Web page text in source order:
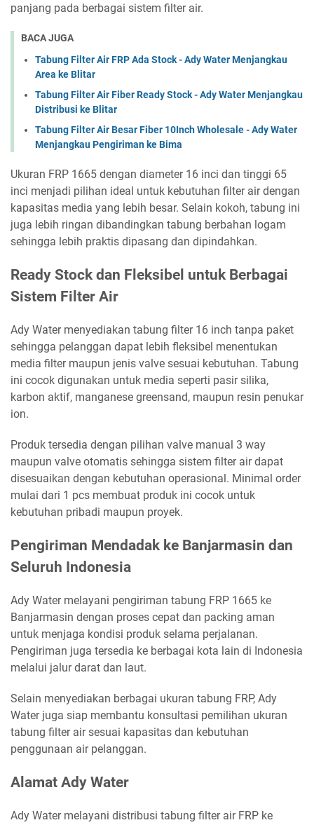
panjang pada berbagai sistem filter air.
BACA JUGA
Tabung Filter Air FRP Ada Stock - Ady Water Menjangkau
Area ke Blitar
Tabung Filter Air Fiber Ready Stock - Ady Water Menjangkau
Distribusi ke Blitar
Tabung Filter Air Besar Fiber 10Inch Wholesale - Ady Water
Menjangkau Pengiriman ke Bima
Ukuran FRP 1665 dengan diameter 16 inci dan tinggi 65
inci menjadi pilihan ideal untuk kebutuhan filter air dengan
kapasitas media yang lebih besar. Selain kokoh, tabung ini
juga lebih ringan dibandingkan tabung berbahan logam
sehingga lebih praktis dipasang dan dipindahkan.
Ready Stock dan Fleksibel untuk Berbagai
Sistem Filter Air
Ady Water menyediakan tabung filter 16 inch tanpa paket
sehingga pelanggan dapat lebih fleksibel menentukan
media filter maupun jenis valve sesuai kebutuhan. Tabung
ini cocok digunakan untuk media seperti pasir silika,
karbon aktif, manganese greensand, maupun resin penukar
ion.
Produk tersedia dengan pilihan valve manual 3 way
maupun valve otomatis sehingga sistem filter air dapat
disesuaikan dengan kebutuhan operasional. Minimal order
mulai dari 1 pcs membuat produk ini cocok untuk
kebutuhan pribadi maupun proyek.
Pengiriman Mendadak ke Banjarmasin dan
Seluruh Indonesia
Ady Water melayani pengiriman tabung FRP 1665 ke
Banjarmasin dengan proses cepat dan packing aman
untuk menjaga kondisi produk selama perjalanan.
Pengiriman juga tersedia ke berbagai kota lain di Indonesia
melalui jalur darat dan laut.
Selain menyediakan berbagai ukuran tabung FRP, Ady
Water juga siap membantu konsultasi pemilihan ukuran
tabung filter air sesuai kapasitas dan kebutuhan
penggunaan air pelanggan.
Alamat Ady Water
Ady Water melayani distribusi tabung filter air FRP ke